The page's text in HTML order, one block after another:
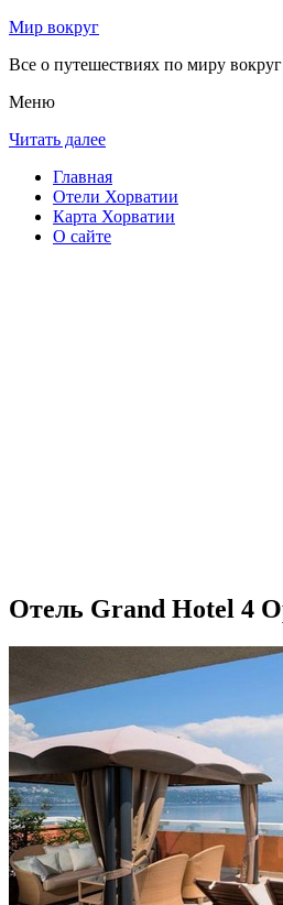
Мир вокруг
Все о путешествиях по миру
Меню
Читать далее
Главная
Отели Хорватии
Карта Хорватии
О сайте
Отель Grand Hotel 4